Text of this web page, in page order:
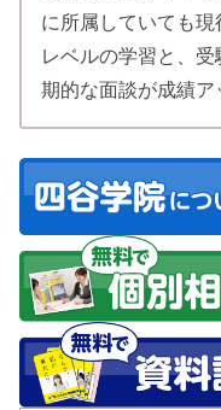
に所属していても
レベルの学習と、
期的な面談が成績ア